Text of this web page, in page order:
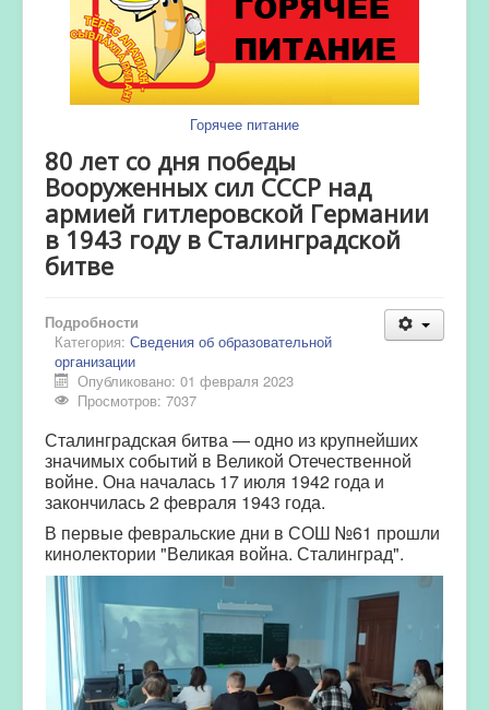
Горячее питание
80 лет со дня победы
Вооруженных сил СССР над
армией гитлеровской Германии
в 1943 году в Сталинградской
битве
Подробности
Категория: Сведения об образовательной
организации
Опубликовано: 01 февраля 2023
Просмотров: 7037
Сталинградская битва — одно из крупнейших
значимыхсобытий в Великой Отечественной
войне. Она началась 17 июля 1942 года и
закончилась 2 февраля 1943 года.
В первые февральские дни в СОШ №61 прошли
кинолектории "Великая война. Сталинград".